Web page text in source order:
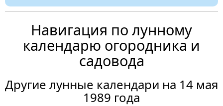
Навигация по лунному
календарю огородника и
садовода
Другие лунные календари на 14 мая
1989 года